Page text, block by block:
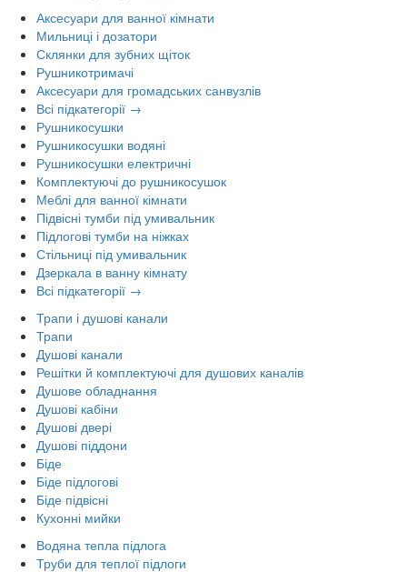
Аксесуари для ванної кімнати
Мильниці і дозатори
Склянки для зубних щіток
Рушникотримачі
Аксесуари для громадських санвузлів
Всі підкатегорії →
Рушникосушки
Рушникосушки водяні
Рушникосушки електричні
Комплектуючі до рушникосушок
Меблі для ванної кімнати
Підвісні тумби під умивальник
Підлогові тумби на ніжках
Стільниці під умивальник
Дзеркала в ванну кімнату
Всі підкатегорії →
Трапи і душові канали
Трапи
Душові канали
Решітки й комплектуючі для душових каналів
Душове обладнання
Душові кабіни
Душові двері
Душові піддони
Біде
Біде підлогові
Біде підвісні
Кухонні мийки
Водяна тепла підлога
Труби для теплої підлоги